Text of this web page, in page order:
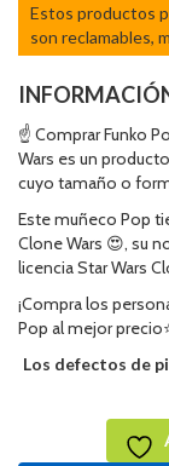
Estos productos
son reclamables,
☝ Comprar Funko
Wars es un
cuyo tamaño o
Este muñeco Pop
Clone Wars 😍, su
licencia Star Wars
¡Compra los
Pop al mejor
Los defectos de